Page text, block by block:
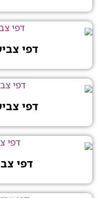
דפי
דפי
דפי